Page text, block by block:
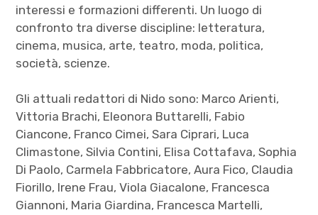
interessi e formazioni differenti. Un luogo di
confronto tra diverse discipline: letteratura,
cinema, musica, arte, teatro, moda, politica,
società, scienze.
Gli attuali redattori di Nido sono: Marco Arienti,
Vittoria Brachi, Eleonora Buttarelli, Fabio
Ciancone, Franco Cimei, Sara Ciprari, Luca
Climastone, Silvia Contini, Elisa Cottafava, Sophia
Di Paolo, Carmela Fabbricatore, Aura Fico, Claudia
Fiorillo, Irene Frau, Viola Giacalone, Francesca
Giannoni, Maria Giardina, Francesca Martelli,